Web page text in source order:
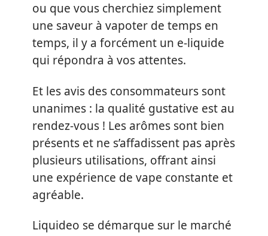
ou que vous cherchiez simplement
une saveur à vapoter de temps en
temps, il y a forcément un e-liquide
qui répondra à vos attentes.
Et les avis des consommateurs sont
unanimes : la qualité gustative est au
rendez-vous ! Les arômes sont bien
présents et ne s’affadissent pas après
plusieurs utilisations, offrant ainsi
une expérience de vape constante et
agréable.
Liquideo se démarque sur le marché